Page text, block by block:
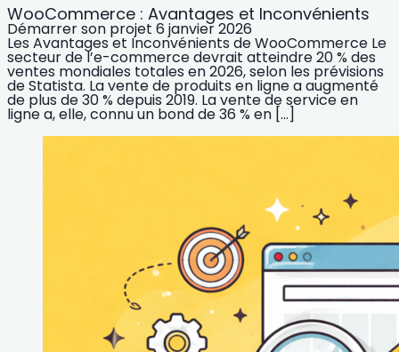
WooCommerce : Avantages et Inconvénients
Démarrer son projet 6 janvier 2026
Les Avantages et Inconvénients de WooCommerce Le
secteur de l’e-commerce devrait atteindre 20 % des
ventes mondiales totales en 2026, selon les prévisions
de Statista. La vente de produits en ligne a augmenté
de plus de 30 % depuis 2019. La vente de service en
ligne a, elle, connu un bond de 36 % en […]